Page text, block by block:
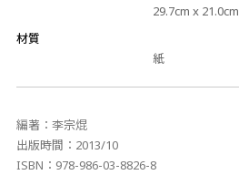
29.7cm x 21.0cm
材質
紙
編著：李宗焜
出版時間：2013/10
ISBN：978-986-03-8826-8